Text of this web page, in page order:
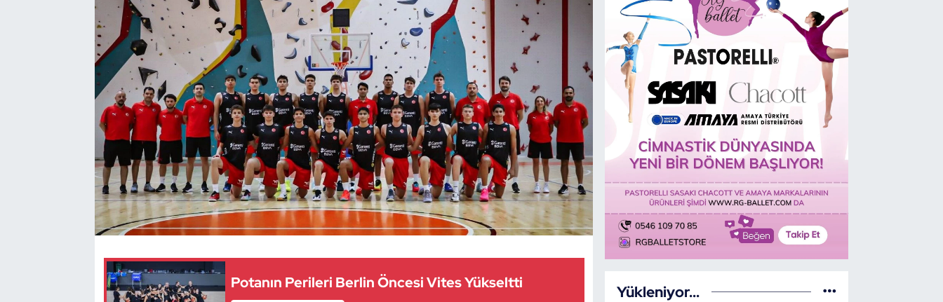
Potanın Perileri Berlin Öncesi Vites Yükseltti Yükleniyor...
Çim Hokeyi
Cimnastik
Dans Sporları
Dövüş Sanatı